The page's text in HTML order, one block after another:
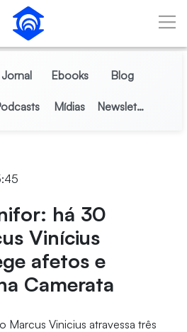
Jornal Ebooks Blog
Mídias Newsletter
há 30
Vinícius
afetos e
Camerata
Marcus Vinicius atravessa três